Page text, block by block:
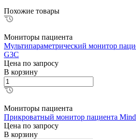
Похожие товары
Мониторы пациента
Мультипараметрический монитор
G3C
Цена по запросу
В корзину
Мониторы пациента
Прикроватный монитор пациента
Цена по запросу
В корзину